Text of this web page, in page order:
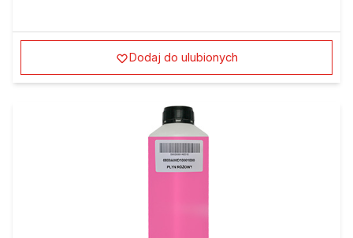
Dodaj do ulubionych